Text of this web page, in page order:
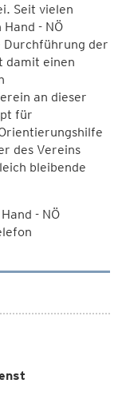
Seit vielen
- NÖ
Durchführung der
damit einen
an dieser
für
des Vereins
bleibende
- NÖ